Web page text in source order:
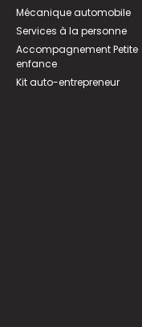
Mécanique automobile
Services à la personne
Accompagnement Petite
enfance
Kit auto-entrepreneur